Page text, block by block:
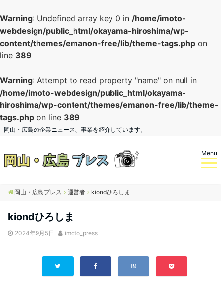
Warning: Undefined array key 0 in /home/imoto-
webdesign/public_html/okayama-hiroshima/wp-
content/themes/emanon-free/lib/theme-tags.php on
line 389
Warning: Attempt to read property "name" on null in
/home/imoto-webdesign/public_html/okayama-
hiroshima/wp-content/themes/emanon-free/lib/theme-
tags.php on line 389
岡山・広島の企業ニュース、事業を紹介しています。
Menu
岡山・広島プレス 運営者 kiondひろしま
kiondひろしま
2024年9月5日 imoto_press